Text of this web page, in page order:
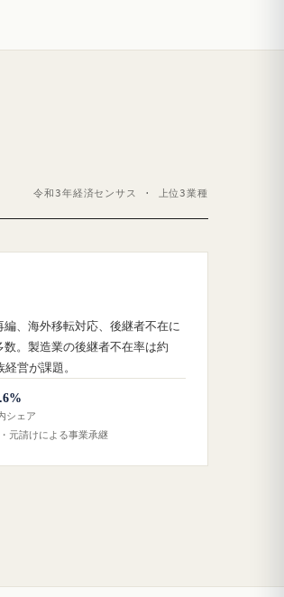
令和3年経済センサス · 上位3業種
、海外移転対応、後継者不在に
数。製造業の後継者不在率は約
営が課題。
シェア
元請けによる事業承継